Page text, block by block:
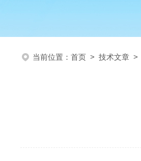
当前位置： 首页 > 技术文章 >